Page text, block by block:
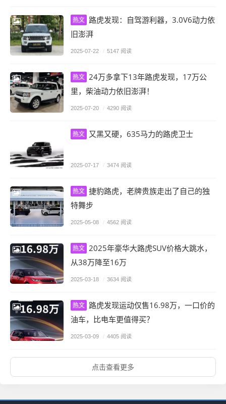
热文 路虎发现：自驾游利器，3.0V6动力依
旧澎湃
2025-07-22 / 5147 阅读
热文 24万多拿下13年路虎发现，17万公
里，柴油动力依旧澎湃！
2025-07-20 / 4290 阅读
热文 又黑又硬，635马力的路虎卫士
2025-07-17 / 3474 阅读
热文 捷豹路虎，老牌贵族走出了自己的独
特舞步
2025-05-08 / 4562 阅读
热文 2025年豪华大路虎SUV价格大跳水，
从38万降至16万
2025-03-18 / 3634 阅读
热文 路虎发现运动仅售16.98万，一口价的
油车，比电车更值得买？
2025-03-09 / 4405 阅读
点击查看更多